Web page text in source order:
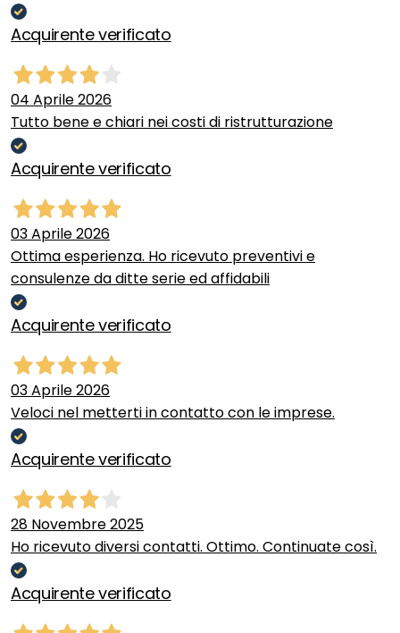
Acquirente verificato
04 Aprile 2026
Tutto bene e chiari nei costi di ristrutturazione
Acquirente verificato
03 Aprile 2026
Ottima esperienza. Ho ricevuto preventivi e
consulenze da ditte serie ed affidabili
Acquirente verificato
03 Aprile 2026
Veloci nel metterti in contatto con le imprese.
Acquirente verificato
28 Novembre 2025
Ho ricevuto diversi contatti. Ottimo. Continuate così.
Acquirente verificato